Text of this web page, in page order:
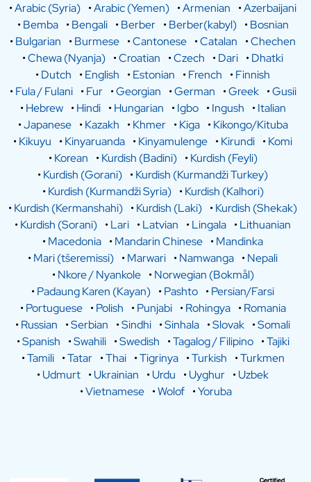
•Arabic (Syria) •Arabic (Yemen) •Armenian •Azerbaijani
•Bemba •Bengali •Berber •Berber(kabyl) •Bosnian
•Bulgarian •Burmese •Cantonese •Catalan •Chechen
•Chewa (Nyanja) •Croatian •Czech •Dari •Dhatki
•Dutch •English •Estonian •French •Finnish
•Fula / Fulani •Fur •Georgian •German •Greek •Gusii
•Hebrew •Hindi •Hungarian •Igbo •Ingush •Italian
•Japanese •Kazakh •Khmer •Kiga •Kikongo/Kituba
•Kikuyu •Kinyaruanda •Kinyamulenge •Kirundi •Komi
•Korean •Kurdish (Badini) •Kurdish (Feyli)
•Kurdish (Gorani) •Kurdish (Kurmandži Turkey)
•Kurdish (Kurmandži Syria) •Kurdish (Kalhori)
•Kurdish (Kermanshahi) •Kurdish (Laki) •Kurdish (Shekak)
•Kurdish (Sorani) •Lari •Latvian •Lingala •Lithuanian
•Macedonia •Mandarin Chinese •Mandinka
•Mari (tšeremissi) •Marwari •Namwanga •Nepali
•Nkore / Nyankole •Norwegian (Bokmål)
•Padaung Karen (Kayan) •Pashto •Persian/Farsi
•Portuguese •Polish •Punjabi •Rohingya •Romania
•Russian •Serbian •Sindhi •Sinhala •Slovak •Somali
•Spanish •Swahili •Swedish •Tagalog / Filipino •Tajiki
•Tamili •Tatar •Thai •Tigrinya •Turkish •Turkmen
•Udmurt •Ukrainian •Urdu •Uyghur •Uzbek
•Vietnamese •Wolof •Yoruba